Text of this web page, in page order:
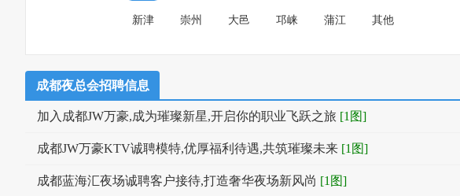
新津 崇州 大邑 邛崃 蒲江 其他
成都夜总会招聘信息
加入成都JW万豪,成为璀璨新星,开启你的职业飞跃之旅 [1图]
成都JW万豪KTV诚聘模特,优厚福利待遇,共筑璀璨未来 [1图]
成都蓝海汇夜场诚聘客户接待,打造奢华夜场新风尚 [1图]